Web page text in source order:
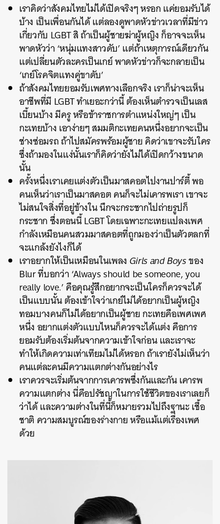
เราคิดว่าสังคมไทยไม่ได้เปิดจริงๆ หรอก แค่ยอมรับได้
บ้าง เป็นเพื่อนกันได้ แต่ลองดูพาดหัวข่าวเวลาที่มีข่าว
เกี่ยวกับ LGBT สิ ถ้าเป็นผู้ชายฆ่าผู้หญิง ก็อาจจะเห็น
พาดหัวว่า ‘หนุ่มแทงสาวดับ’ แต่ถ้าเหตุการณ์เดียวกัน
แต่เปลี่ยนตัวละครเป็นเกย์ พาดหัวข่าวก็จะกลายเป็น
‘เกย์โรคจิตแทงคู่ขาดับ’
ถ้าสังคมไทยยอมรับเพศทางเลือกจริง เราก็น่าจะเห็น
อาชีพที่มี LGBT ทำเยอะกว่านี้ ต้องเห็นตำรวจเป็นเลส
เบี้ยนบ้าง มีครู หรือข้าราชการตำแหน่งใหญ่ๆ เป็น
กะเทยบ้าง เอาง่ายๆ สมมติกะเทยคนหนึ่งอยากจะเป็น
ช่างซ่อมรถ ถ้าไปสมัครพร้อมผู้ชาย คิดว่าเขาจะรับใคร
ซึ่งถ้ามองในแง่นั้นเราก็คิดว่ายังไม่ได้เปิดกว้างขนาด
นั้น
ครั้งหนึ่งเราเคยแต่งตัวเป็นมาสคอตไปงานปาร์ตี้ พอ
คนเห็นว่าเราเป็นมาสคอต คนก็จะไม่เคารพเรา เขาจะ
ไม่สนใจสิ่งที่อยู่ข้างใน นึกจะกระชากไปถ่ายรูปก็
กระชาก ซึ่งตอนนี้ LGBT โดยเฉพาะกะเทยแปลงเพศ
กำลังเหมือนคนสวมมาสคอตที่ถูกมองว่าเป็นตัวตลกที่
จะแกล้งยังไงก็ได้
เราอยากให้เป็นเหมือนในเพลงGirls and Boysของ
Blur ที่บอกว่า ‘Always should be someone, you
really love.’ คือคุณรู้สึกอยากจะเป็นใครก็ควรจะได้
เป็นแบบนั้น ต้องเข้าใจว่าเกย์ไม่ได้อยากเป็นผู้หญิง
ทอมบางคนก็ไม่ได้อยากเป็นผู้ชาย กะเทยคือเพศเพศ
หนึ่ง อยากแต่งตัวแบบไหนก็ควรจะได้แต่ง คือการ
ยอมรับต้องเริ่มต้นจากความเข้าใจก่อน และเราจะ
ทำให้เกิดความเท่าเทียมไม่ได้หรอก ถ้าเรายังไม่เห็นว่า
คนแต่ละคนมีความแตกต่างกันอย่างไร
เราควรจะเริ่มต้นจากการเคารพซึ่งกันและกัน เคารพ
ความแตกต่าง นี่คือปรัชญาในการใช้ชีวิตของเราเลยก็
ว่าได้ และความต่างในที่นี้ก็หมายรวมไปถึงฐานะ เชื้อ
ชาติ ความสมบูรณ์ของร่างกาย หรือแม้แต่เรื่องเพศ
ด้วย